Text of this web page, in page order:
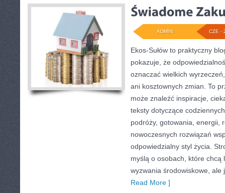
CZE -
ADMIN
Ekos-Sułów to praktyczny
pokazuje, że
oznaczać wielkich
ani kosztownych zmian. To
może znaleźć inspiracje,
teksty dotyczące
podróży, gotowania, energii,
nowoczesnych rozwiązań
odpowiedzialny styl życia.
myślą o osobach, które chcą
wyzwania środowiskowe, ale
Read More ]